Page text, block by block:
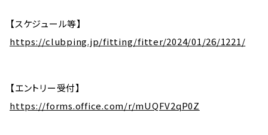
【スケジュール等】
https://clubping.jp/fitting/fitter/2024/01/26/1221/
【エントリー受付】
https://forms.office.com/r/mUQFV2qP0Z